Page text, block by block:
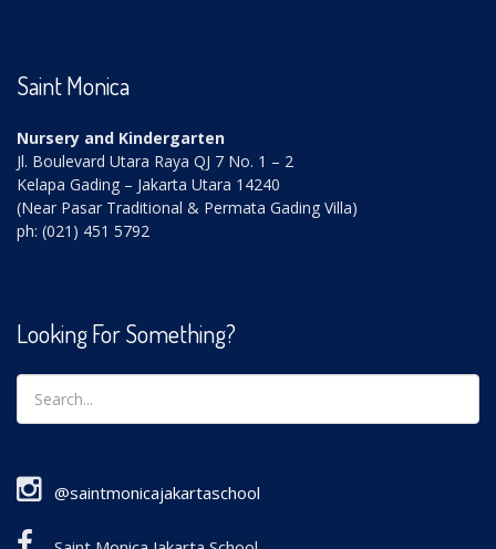
Saint Monica
Nursery and Kindergarten
Jl. Boulevard Utara Raya QJ 7 No. 1 – 2
Kelapa Gading – Jakarta Utara 14240
(Near Pasar Traditional & Permata Gading Villa)
ph: (021) 451 5792
Looking For Something?
@saintmonicajakartaschool